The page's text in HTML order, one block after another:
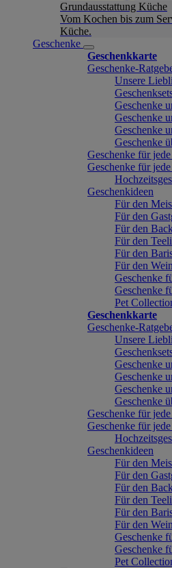
Grundausstattung Küche
Vom Kochen bis zum
Küche.
Geschenke
Geschenkkarte
Geschenke-
Unsere
Geschenke
Geschenke
Geschenke
Geschenke
Geschenke für
Geschenke für
Geschenkideen
Für den
Für den
Für den
Für den
Für den
Für den
Geschenke
Geschenke
Pet
Geschenkkarte
Geschenke-
Unsere
Geschenke
Geschenke
Geschenke
Geschenke
Geschenke für
Geschenke für
Geschenkideen
Für den
Für den
Für den
Für den
Für den
Für den
Geschenke
Geschenke
Pet